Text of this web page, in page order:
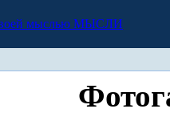
МЫСЛИ